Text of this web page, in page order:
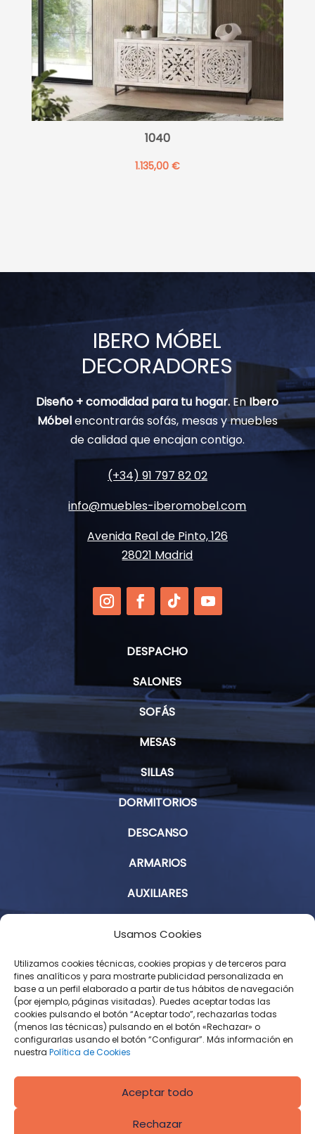
Usamos Cookies
Utilizamos cookies técnicas, cookies propias y de terceros para
fines analíticos y para mostrarte publicidad personalizada en
base a un perfil elaborado a partir de tus hábitos de navegación
(por ejemplo, páginas visitadas). Puedes aceptar todas las
cookies pulsando el botón “Aceptar todo”, rechazarlas todas
(menos las técnicas) pulsando en el botón «Rechazar» o
configurarlas usando el botón “Configurar”. Más información en
nuestra Política de Cookies
Aceptar todo
Rechazar
1040
1.135,00 €
IBERO MÓBEL
DECORADORES
Diseño + comodidad para tu hogar. EnIbero
Móbelencontrarás sofás, mesas y muebles
de calidad que encajan contigo.
(+34) 91 797 82 02
info@muebles-iberomobel.com
Avenida Real de Pinto, 126
28021 Madrid
DESPACHO
SALONES
SOFÁS
MESAS
SILLAS
DORMITORIOS
DESCANSO
ARMARIOS
AUXILIARES
Aviso Legal
Política de Privacidad
Condiciones Generales de Contratación
Política de Cookies
Derecho de desistimiento